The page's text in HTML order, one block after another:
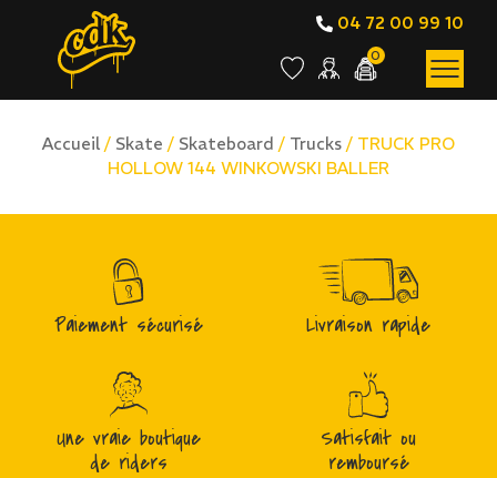
04 72 00 99 10
0
Accueil / Skate / Skateboard / Trucks / TRUCK PRO
HOLLOW 144 WINKOWSKI BALLER
Paiement sécurisé Livraison rapide
Une vraie boutique
de riders
Satisfait ou
remboursé